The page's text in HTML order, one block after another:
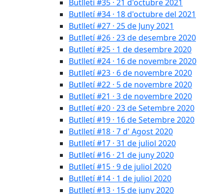
Butlletí #35 · 21 d'octubre 2021
Butlletí #34 · 18 d'octubre del 2021
Butlletí #27 · 25 de Juny 2021
Butlletí #26 · 23 de desembre 2020
Butlletí #25 · 1 de desembre 2020
Butlletí #24 · 16 de novembre 2020
Butlletí #23 · 6 de novembre 2020
Butlletí #22 · 5 de novembre 2020
Butlletí #21 · 3 de novembre 2020
Butlletí #20 · 23 de Setembre 2020
Butlletí #19 · 16 de Setembre 2020
Butlletí #18 · 7 d' Agost 2020
Butlletí #17 · 31 de juliol 2020
Butlletí #16 · 21 de juny 2020
Butlletí #15 · 9 de juliol 2020
Butlletí #14 · 1 de juliol 2020
Butlletí #13 · 15 de juny 2020